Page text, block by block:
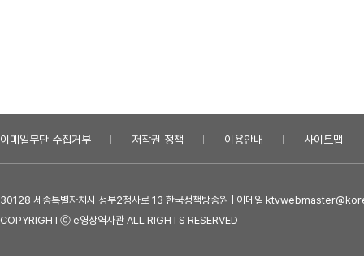
이메일무단 수집거부 저작권 정책 이용안내 사이트맵
30128 세종특별자치시 정부2청사로 13 한국정책방송원 | 이메일
COPYRIGHTⓒ e영상역사관 ALL RIGHTS RESERVED